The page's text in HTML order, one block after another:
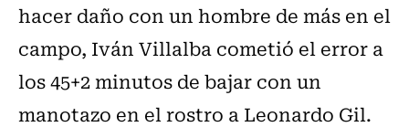
hacer daño con un hombre de más en el
campo, Iván Villalba cometió el error a
los 45+2 minutos de bajar con un
manotazo en el rostro a Leonardo Gil.